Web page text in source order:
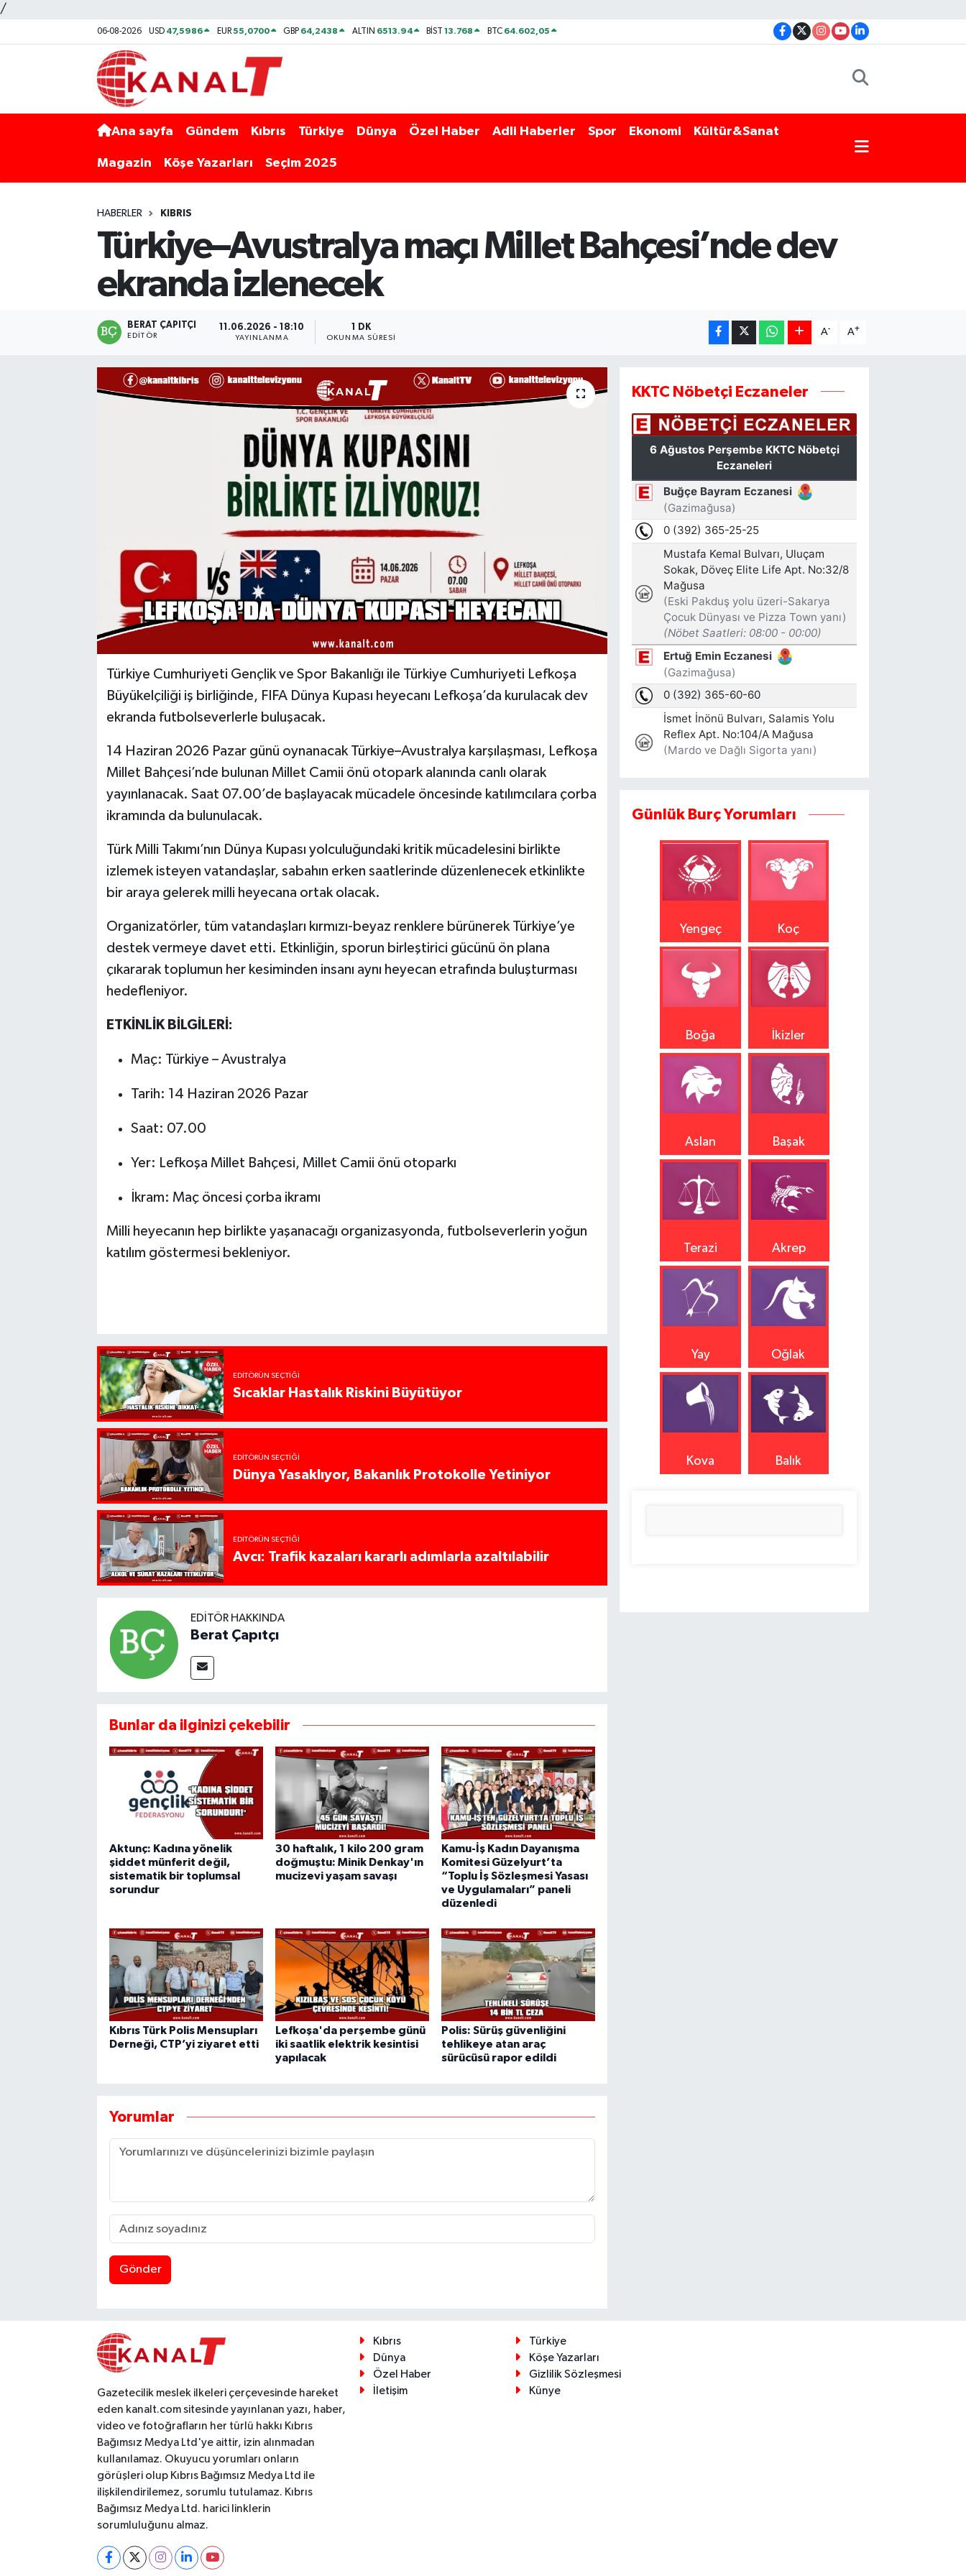
/
06-08-2026 USD 47,5986 EUR55,0700 GBP 64,2438 ALTIN 6513.94 BİST13.768 BTC 64.602,05
Ana sayfa Gündem Kıbrıs Türkiye Dünya Özel Haber Adli Haberler Spor Ekonomi Kültür&Sanat
Magazin Köşe Yazarları Seçim 2025
HABERLER KIBRIS
Türkiye–Avustralya maçı Millet Bahçesi’nde dev
ekranda izlenecek
BERAT ÇAPITÇI
EDITÖR
11.06.2026 - 18:10
YAYINLANMA
1 DK
OKUNMA SÜRESI
A- A+
Türkiye Cumhuriyeti Gençlik ve Spor Bakanlığı ile Türkiye Cumhuriyeti Lefkoşa
Büyükelçiliği iş birliğinde, FIFA Dünya Kupası heyecanı Lefkoşa’da kurulacak dev
ekranda futbolseverlerle buluşacak.
14 Haziran 2026 Pazar günü oynanacak Türkiye–Avustralya karşılaşması, Lefkoşa
Millet Bahçesi’nde bulunan Millet Camii önü otopark alanında canlı olarak
yayınlanacak. Saat 07.00’de başlayacak mücadele öncesinde katılımcılara çorba
ikramında da bulunulacak.
Türk Milli Takımı’nın Dünya Kupası yolculuğundaki kritik mücadelesini birlikte
izlemek isteyen vatandaşlar, sabahın erken saatlerinde düzenlenecek etkinlikte
bir araya gelerek milli heyecana ortak olacak.
Organizatörler, tüm vatandaşları kırmızı-beyaz renklere bürünerek Türkiye’ye
destek vermeye davet etti. Etkinliğin, sporun birleştirici gücünü ön plana
çıkararak toplumun her kesiminden insanı aynı heyecan etrafında buluşturması
hedefleniyor.
ETKİNLİK BİLGİLERİ:
Maç: Türkiye – Avustralya
Tarih: 14 Haziran 2026 Pazar
Saat: 07.00
Yer: Lefkoşa Millet Bahçesi, Millet Camii önü otoparkı
İkram: Maç öncesi çorba ikramı
Milli heyecanın hep birlikte yaşanacağı organizasyonda, futbolseverlerin yoğun
katılım göstermesi bekleniyor.
EDITÖRÜN SEÇTIĞI
Sıcaklar Hastalık Riskini Büyütüyor
EDITÖRÜN SEÇTIĞI
Dünya Yasaklıyor, Bakanlık Protokolle Yetiniyor
EDITÖRÜN SEÇTIĞI
Avcı: Trafik kazaları kararlı adımlarla azaltılabilir
EDITÖR HAKKINDA
Berat Çapıtçı
Bunlar da ilginizi çekebilir
Aktunç: Kadına yönelik
şiddet münferit değil,
sistematik bir toplumsal
sorundur
30 haftalık, 1 kilo 200 gram
doğmuştu: Minik Denkay'ın
mucizevi yaşam savaşı
Kamu-İş Kadın Dayanışma
Komitesi Güzelyurt’ta
“Toplu İş Sözleşmesi Yasası
ve Uygulamaları” paneli
düzenledi
Kıbrıs Türk Polis Mensupları
Derneği, CTP’yi ziyaret etti
Lefkoşa'da perşembe günü
iki saatlik elektrik kesintisi
yapılacak
Polis: Sürüş güvenliğini
tehlikeye atan araç
sürücüsü rapor edildi
Yorumlar
Gönder
KKTC Nöbetçi Eczaneler
Günlük Burç Yorumları
Yengeç Koç
Boğa İkizler
Aslan Başak
Terazi Akrep
Yay Oğlak
Kova Balık
Gazetecilik meslek ilkeleri çerçevesinde hareket
eden kanalt.com sitesinde yayınlanan yazı, haber,
video ve fotoğrafların her türlü hakkı Kıbrıs
Bağımsız Medya Ltd'ye aittir, izin alınmadan
kullanılamaz. Okuyucu yorumları onların
görüşleri olup Kıbrıs Bağımsız Medya Ltd ile
ilişkilendirilemez, sorumlu tutulamaz. Kıbrıs
Bağımsız Medya Ltd. harici linklerin
sorumluluğunu almaz.
Kıbrıs
Türkiye
Dünya
Köşe Yazarları
Özel Haber
Gizlilik Sözleşmesi
İletişim
Künye